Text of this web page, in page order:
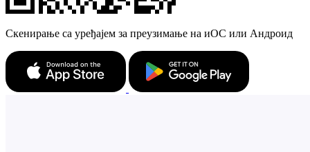
Скенирање са уређајем за преузимање на иОС или Андроид